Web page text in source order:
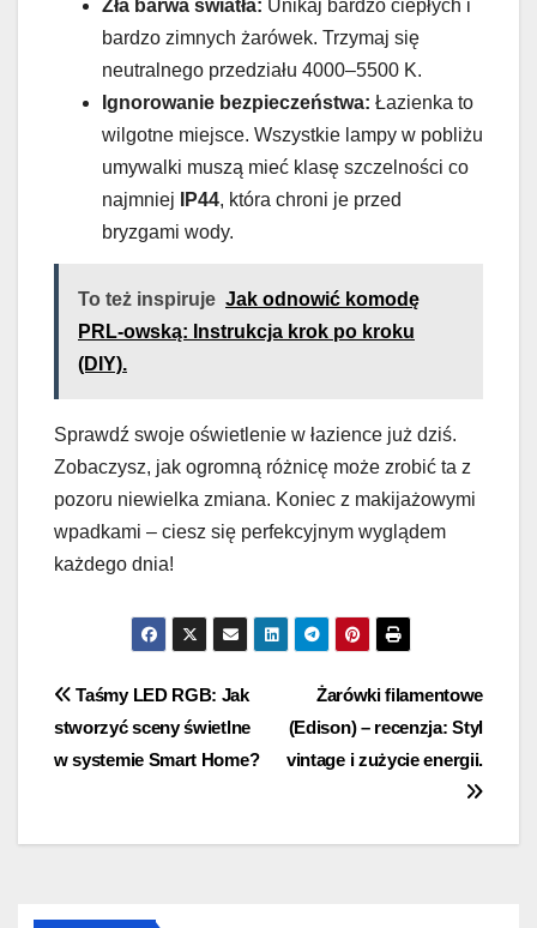
Zła barwa światła: Unikaj bardzo ciepłych i
bardzo zimnych żarówek. Trzymaj się
neutralnego przedziału 4000–5500 K.
Ignorowanie bezpieczeństwa: Łazienka to
wilgotne miejsce. Wszystkie lampy w pobliżu
umywalki muszą mieć klasę szczelności co
najmniej
IP44, która chroni je przed
bryzgami wody.
To też inspiruje Jak odnowić komodę
PRL-owską: Instrukcja krok po kroku
(DIY).
Sprawdź swoje oświetlenie w łazience już dziś.
Zobaczysz, jak ogromną różnicę może zrobić ta z
pozoru niewielka zmiana. Koniec z makijażowymi
wpadkami – ciesz się perfekcyjnym wyglądem
każdego dnia!
Nawigacja
wpisu
Żarówki filamentowe
(Edison) – recenzja: Styl
vintage i zużycie energii.
Taśmy LED RGB: Jak
stworzyć sceny świetlne
w systemie Smart Home?